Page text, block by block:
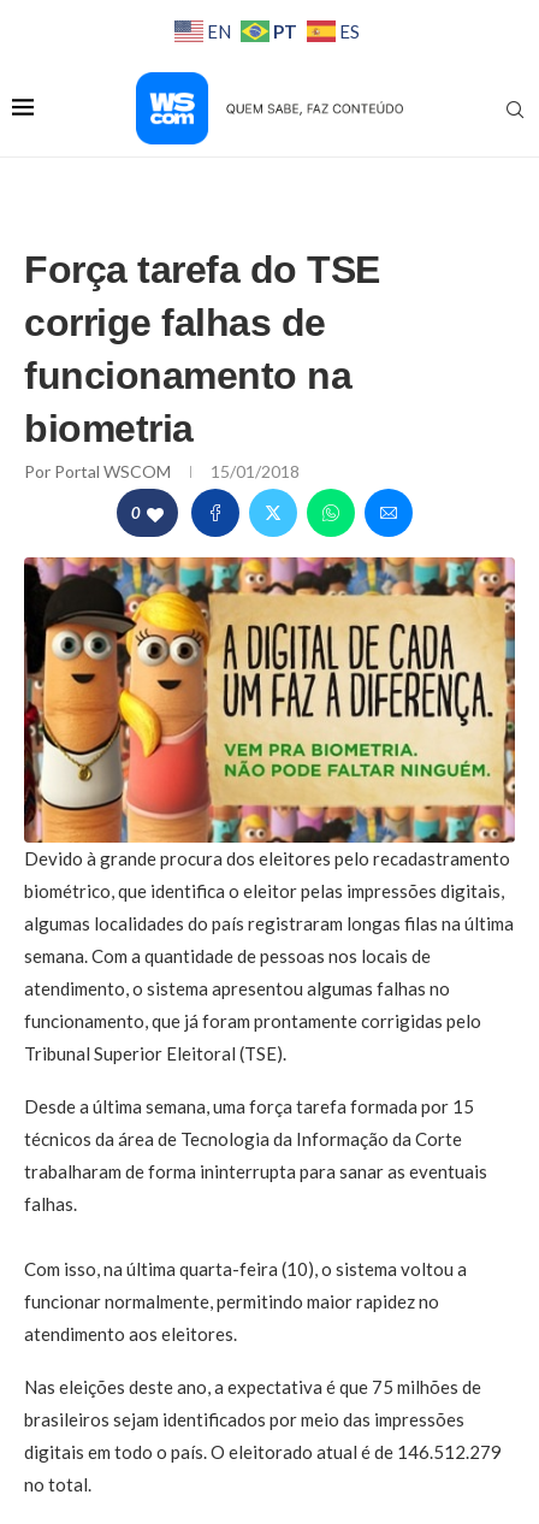
EN PT ES
Força tarefa do TSE
corrige falhas de
funcionamento na
biometria
Por Portal WSCOM 15/01/2018
0
Devido à grande procura dos eleitores pelo recadastramento
biométrico, que identifica o eleitor pelas impressões digitais,
algumas localidades do país registraram longas filas na última
semana. Com a quantidade de pessoas nos locais de
atendimento, o sistema apresentou algumas falhas no
funcionamento, que já foram prontamente corrigidas pelo
Tribunal Superior Eleitoral (TSE).
Desde a última semana, uma força tarefa formada por 15
técnicos da área de Tecnologia da Informação da Corte
trabalharam de forma ininterrupta para sanar as eventuais
falhas.
Com isso, na última quarta-feira (10), o sistema voltou a
funcionar normalmente, permitindo maior rapidez no
atendimento aos eleitores.
Nas eleições deste ano, a expectativa é que 75 milhões de
brasileiros sejam identificados por meio das impressões
digitais em todo o país. O eleitorado atual é de 146.512.279
no total.